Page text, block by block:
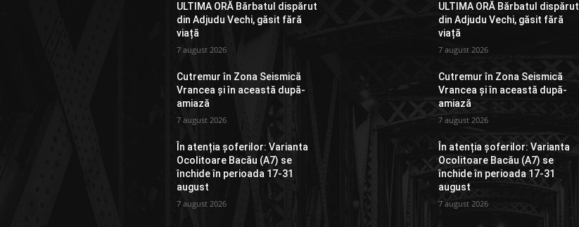
ULTIMA ORĂ Bărbatul dispărut
din Adjudu Vechi, găsit fără
viață
7 august 2026
Cutremur în Zona Seismică
Vrancea și în această după-
amiază
7 august 2026
În atenția șoferilor: Varianta
Ocolitoare Bacău (A7) se
închide în perioada 17-31
august
7 august 2026
ULTIMA ORĂ Bărbatul dispărut
din Adjudu Vechi, găsit fără
viață
7 august 2026
Cutremur în Zona Seismică
Vrancea și în această după-
amiază
7 august 2026
În atenția șoferilor: Varianta
Ocolitoare Bacău (A7) se
închide în perioada 17-31
august
7 august 2026